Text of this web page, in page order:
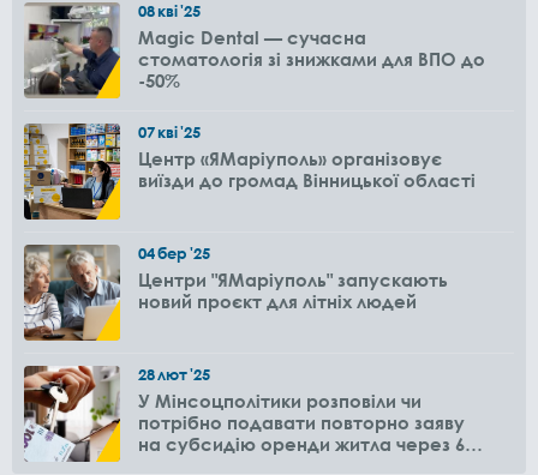
08кві'25
Magic Dental — сучасна
стоматологія зі знижками для ВПО до
-50%
07кві'25
Центр «ЯМаріуполь» організовує
виїзди до громад Вінницької області
04бер'25
Центри "ЯМаріуполь" запускають
новий проєкт для літніх людей
28лют'25
У Мінсоцполітики розповіли чи
потрібно подавати повторно заяву
на субсидію оренди житла через 6